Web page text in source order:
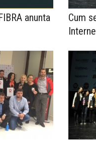
anunta
Cum